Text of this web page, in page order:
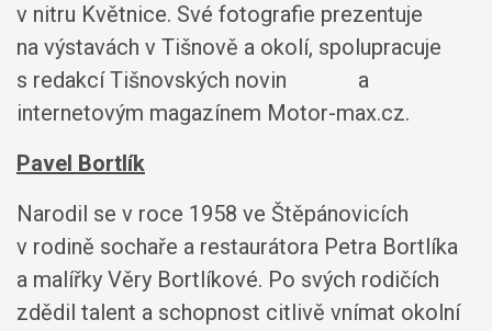
v nitru Květnice. Své fotografie prezentuje
na výstavách v Tišnově a okolí, spolupracuje
s redakcí Tišnovských novin a
internetovým magazínem Motor-max.cz.
Pavel Bortlík
Narodil se v roce 1958 ve Štěpánovicích
v rodině sochaře a restaurátora Petra Bortlíka
a malířky Věry Bortlíkové. Po svých rodičích
zdědil talent a schopnost citlivě vnímat okolní